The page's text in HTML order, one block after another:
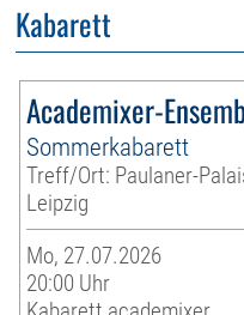
Kabarett
Academixer-
Sommerkabarett
Treff/Ort: Paulaner-
Leipzig
Mo, 27.07.2026
20:00 Uhr